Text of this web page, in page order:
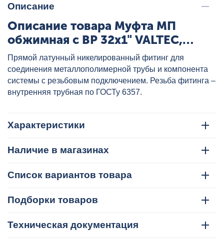
Описание
Описание товара Муфта МП
обжимная с ВР 32x1" VALTEC,
артикул: VTm.302.N.003206
Прямой латунный никелированный фитинг для
соединения металлополимерной трубы и компонента
системы с резьбовым подключением. Резьба фитинга –
внутренняя трубная по ГОСТу 6357.
Характеристики
Наличие в магазинах
Список вариантов товара
Подборки товаров
Техническая документация